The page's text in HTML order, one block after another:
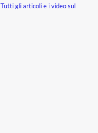
Tutti gli articoli e i video sul